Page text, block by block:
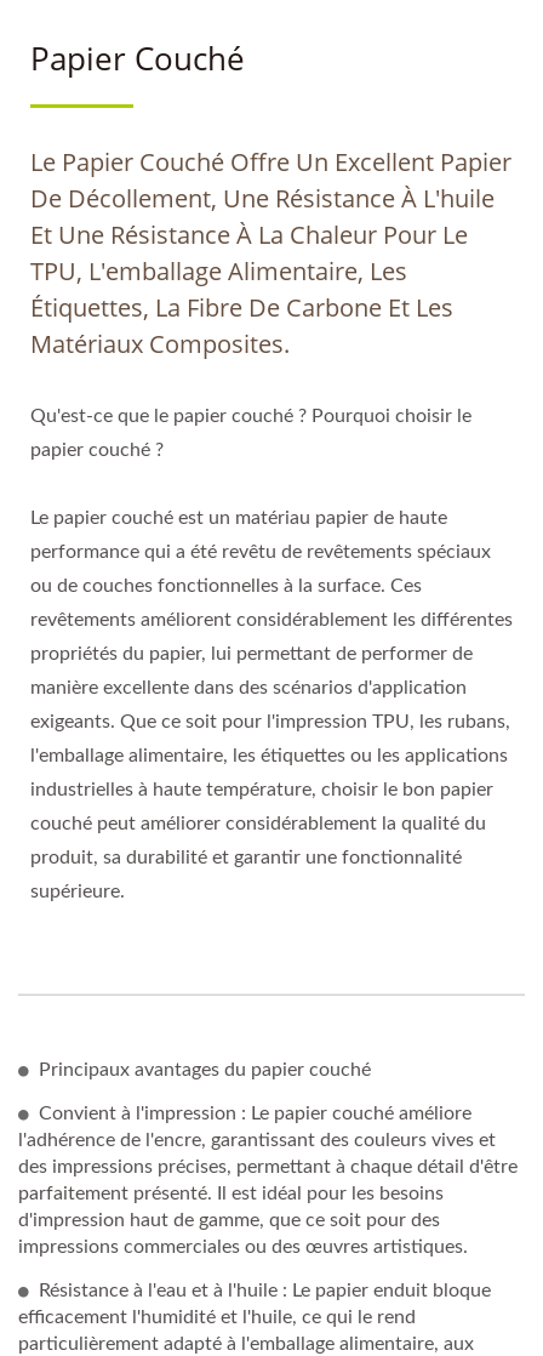
Papier Couché
Le Papier Couché Offre Un Excellent Papier
De Décollement, Une Résistance À L'huile
Et Une Résistance À La Chaleur Pour Le
TPU, L'emballage Alimentaire, Les
Étiquettes, La Fibre De Carbone Et Les
Matériaux Composites.
Qu'est-ce que le papier couché ? Pourquoi choisir le
papier couché ?
Le papier couché est un matériau papier de haute
performance qui a été revêtu de revêtements spéciaux
ou de couches fonctionnelles à la surface. Ces
revêtements améliorent considérablement les différentes
propriétés du papier, lui permettant de performer de
manière excellente dans des scénarios d'application
exigeants. Que ce soit pour l'impression TPU, les rubans,
l'emballage alimentaire, les étiquettes ou les applications
industrielles à haute température, choisir le bon papier
couché peut améliorer considérablement la qualité du
produit, sa durabilité et garantir une fonctionnalité
supérieure.
Principaux avantages du papier couché
Convient à l'impression : Le papier couché améliore
l'adhérence de l'encre, garantissant des couleurs vives et
des impressions précises, permettant à chaque détail d'être
parfaitement présenté. Il est idéal pour les besoins
d'impression haut de gamme, que ce soit pour des
impressions commerciales ou des œuvres artistiques.
Résistance à l'eau et à l'huile : Le papier enduit bloque
efficacement l'humidité et l'huile, ce qui le rend
particulièrement adapté à l'emballage alimentaire, aux